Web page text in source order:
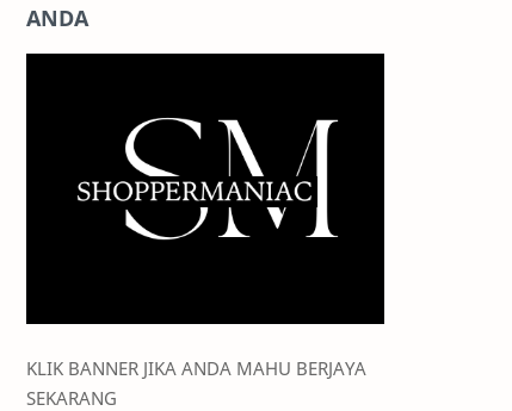
ANDA
KLIK BANNER JIKA ANDA MAHU BERJAYA
SEKARANG